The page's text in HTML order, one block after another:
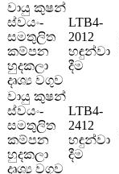
වායු කුෂන්
ස්වයං-
සමතුලිත
කම්පන
හුදකලා
දෘශ්‍ය වගුව
LTB4-
2012
හඳුන්වා
දීම
වායු කුෂන්
ස්වයං-
සමතුලිත
කම්පන
හුදකලා
දෘශ්‍ය වගුව
LTB4-
2412
හඳුන්වා
දීම